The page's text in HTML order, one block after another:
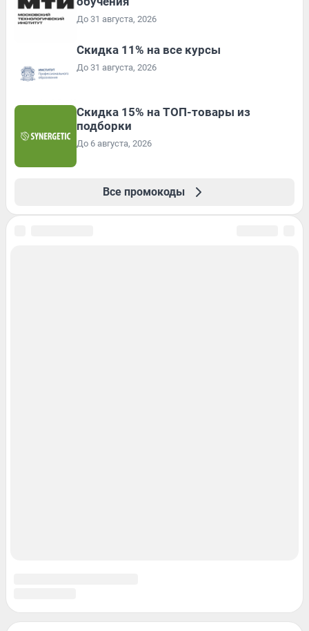
До 31 августа, 2026
Скидка 11% на все курсы
До 31 августа, 2026
Скидка 15% на ТОП-товары из
подборки
До 6 августа, 2026
Все промокоды